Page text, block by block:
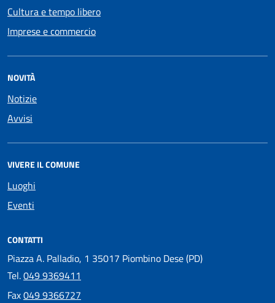
Cultura e tempo libero
Imprese e commercio
NOVITÀ
Notizie
Avvisi
VIVERE IL COMUNE
Luoghi
Eventi
CONTATTI
Piazza A. Palladio, 1 35017 Piombino Dese (PD)
Tel.049 9369411
Fax049 9366727